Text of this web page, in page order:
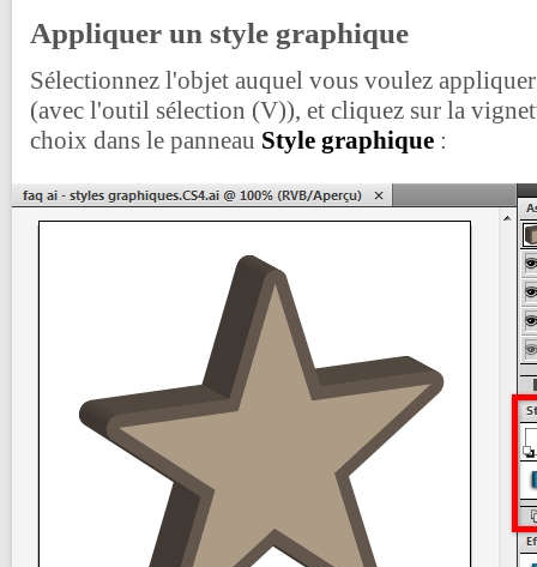
Appliquer un style graphique
Sélectionnez l'objet auquel vous voulez
(avec l'outil sélection (V)), et cliquez sur la
choix dans le panneau Style graphique :